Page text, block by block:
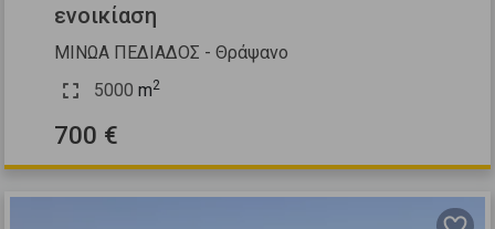
ενοικίαση
ΜΙΝΩΑ ΠΕΔΙΑΔΟΣ - Θράψανο
5000 m2
700 €